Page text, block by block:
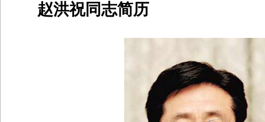
赵洪祝同志简历